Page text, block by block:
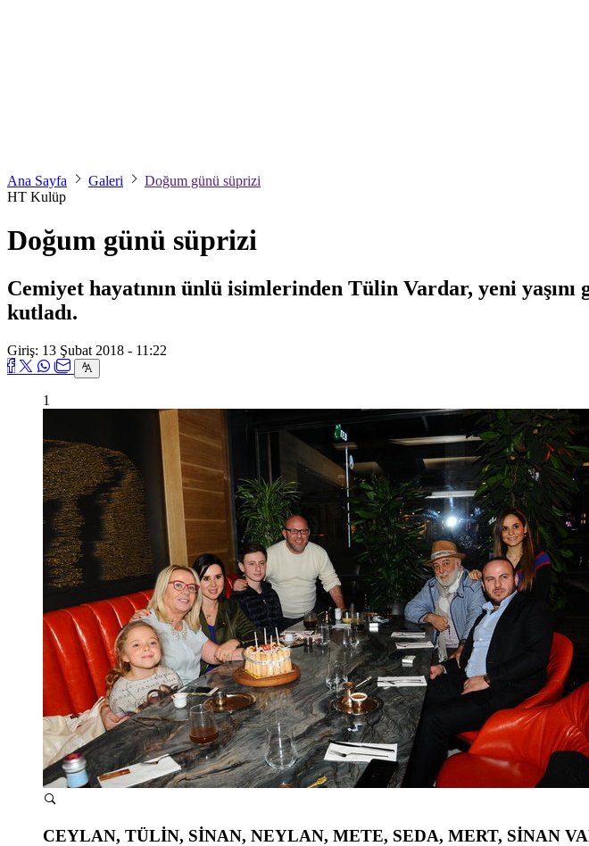
Ana Sayfa Galeri
Doğum günü süprizi
HT Kulüp
Doğum günü süprizi
Cemiyet hayatının ünlü isimlerinden Tülin Vardar, yeni
kutladı.
Giriş: 13 Şubat 2018 - 11:22
1
CEYLAN, TÜLİN, SİNAN, NEYLAN, METE, SEDA, MERT, SİNAN